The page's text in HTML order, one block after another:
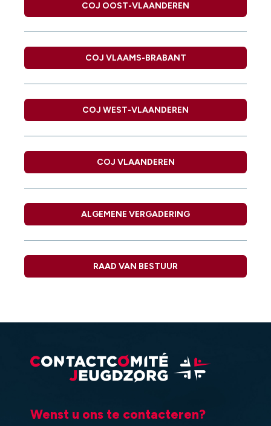
COJ OOST-VLAANDEREN
COJ VLAAMS-BRABANT
COJ WEST-VLAANDEREN
COJ VLAANDEREN
ALGEMENE VERGADERING
RAAD VAN BESTUUR
Wenst u ons te contacteren?